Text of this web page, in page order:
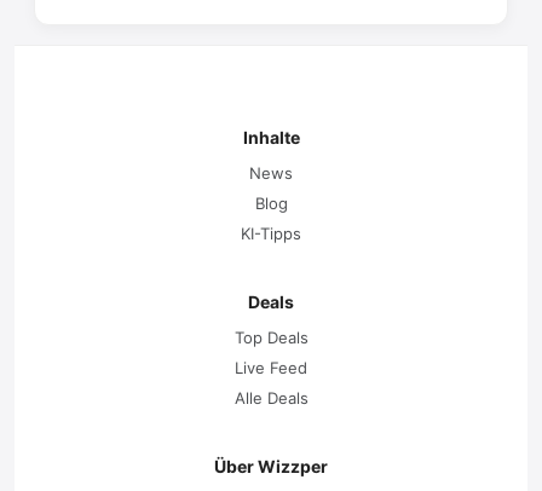
Inhalte
News
Blog
KI-Tipps
Deals
Top Deals
Live Feed
Alle Deals
Über Wizzper